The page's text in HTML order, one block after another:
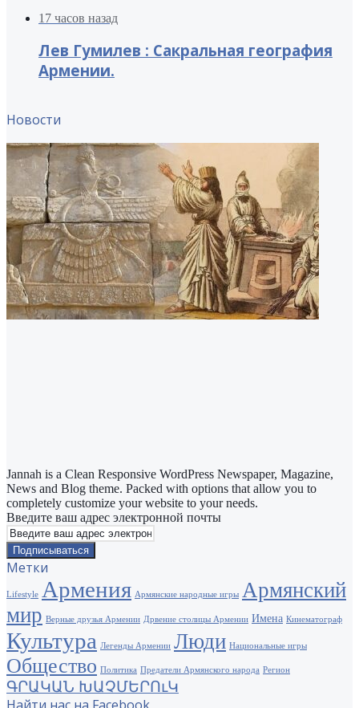
17 часов назад
Лев Гумилев : Сакральная география
Армении.
Новости
Jannah is a Clean Responsive WordPress Newspaper, Magazine,
News and Blog theme. Packed with options that allow you to
completely customize your website to your needs.
Введите ваш адрес электронной почты
Метки
Lifestyle Армения Армянские народные игры Армянский
мир Верные друзья Армении Дрвение столицы Армении Имена Кинематограф
Культура Легенды Армении Люди Национальные игры
Общество Политика Предатели Армянского народа Регион
ԳՐԱԿԱՆ ԽԱՉՄԵՐՈւԿ